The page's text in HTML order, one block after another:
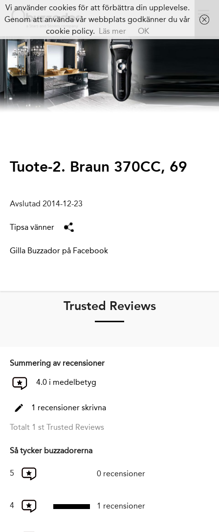
Tuote-2. Braun 370CC, 69 
Avslutad 2014-12-23
Tipsa vänner
Gilla Buzzador på Facebook
Trusted Reviews
Summering av recensioner
4.0 i medelbetyg
1 recensioner skrivna
Totalt 1 st Trusted Reviews
Så tycker buzzadorerna
5 0 recensioner
4 1 recensioner
Vi använder cookies för att förbättra din upplevelse.
Genom att använda vår webbplats godkänner du vår
cookie policy. Läs mer OK